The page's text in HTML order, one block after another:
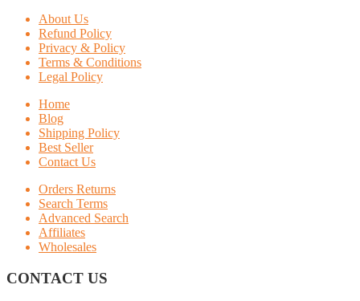
About Us
Refund Policy
Privacy & Policy
Terms & Conditions
Legal Policy
Home
Blog
Shipping Policy
Best Seller
Contact Us
Orders Returns
Search Terms
Advanced Search
Affiliates
Wholesales
CONTACT US